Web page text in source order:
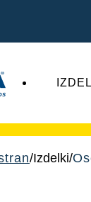
Izdelki